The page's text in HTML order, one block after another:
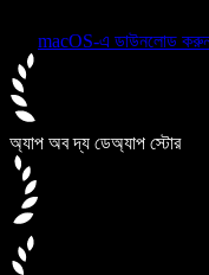
macOS-এ ডাউনলোড
অ্যাপ অব দ্য ডেঅ্যাপ স্টোর